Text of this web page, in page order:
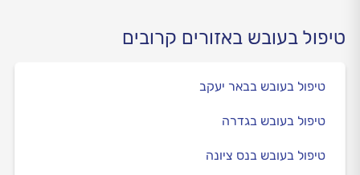
טיפול בעובש באזורים קרובים
טיפול בעובש בבאר יעקב
טיפול בעובש בגדרה
טיפול בעובש בנס ציונה